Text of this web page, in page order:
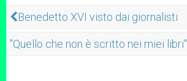
Benedetto XVI visto dai giornalisti
"Quello che non è scritto nei miei libri"